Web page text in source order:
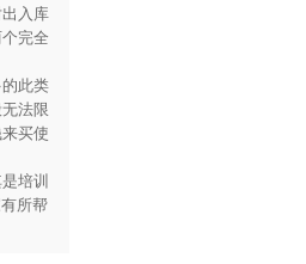
入库
完全
此类
法限
买使
培训
所帮